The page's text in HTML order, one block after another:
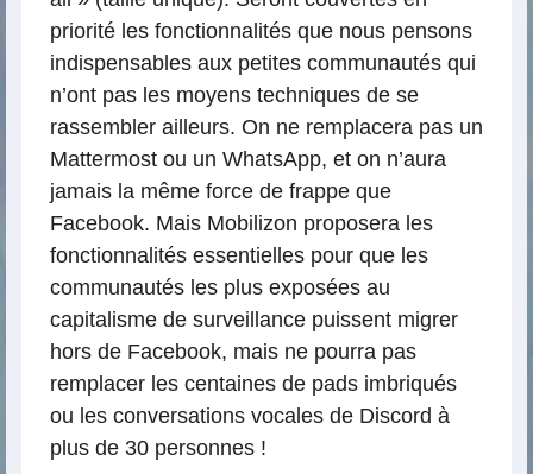
priorité les fonctionnalités que nous pensons
indispensables aux petites communautés qui
n’ont pas les moyens techniques de se
rassembler ailleurs. On ne remplacera pas un
Mattermost ou un WhatsApp, et on n’aura
jamais la même force de frappe que
Facebook. Mais Mobilizon proposera les
fonctionnalités essentielles pour que les
communautés les plus exposées au
capitalisme de surveillance puissent migrer
hors de Facebook, mais ne pourra pas
remplacer les centaines de pads imbriqués
ou les conversations vocales de Discord à
plus de 30 personnes !